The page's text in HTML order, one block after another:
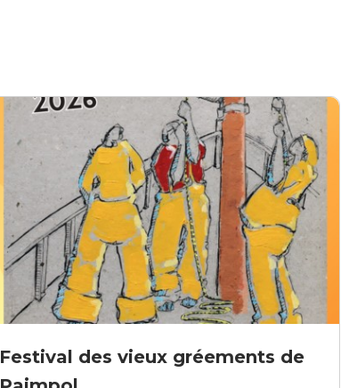
Festival des vieux gréements de